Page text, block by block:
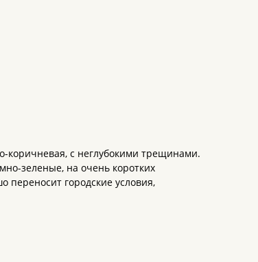
коричневая, с неглубокими трещинами.
зеленые, на очень коротких
городские условия,